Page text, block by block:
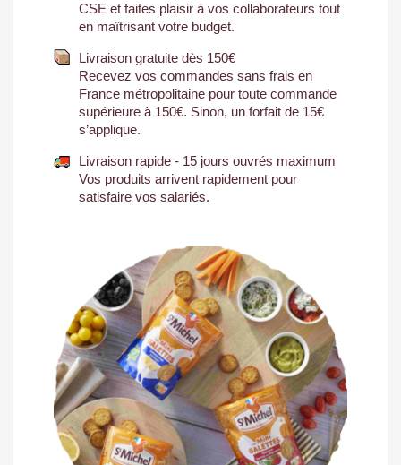
CSE et faites plaisir à vos collaborateurs tout
en maîtrisant votre budget.
Livraison gratuite dès 150€
Recevez vos commandes sans frais en
France métropolitaine pour toute commande
supérieure à 150€. Sinon, un forfait de 15€
s’applique.
Livraison rapide - 15 jours ouvrés maximum
Vos produits arrivent rapidement pour
satisfaire vos salariés.